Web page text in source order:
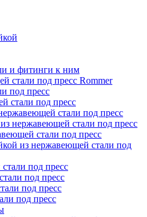
и фитинги к ним
стали под пресс Rommer
под пресс
стали под пресс
стали под пресс
нержавеющей стали под пресс
стали под пресс
из нержавеющей стали под
под пресс
под пресс
под пресс
под пресс